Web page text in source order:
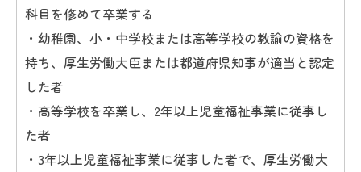
科目を修めて卒業する
・幼稚園、小・中学校または高等学校の教諭の資格を
持ち、厚生労働大臣または都道府県知事が適当と認定
した者
・高等学校を卒業し、2年以上児童福祉事業に従事し
た者
・3年以上児童福祉事業に従事した者で、厚生労働大